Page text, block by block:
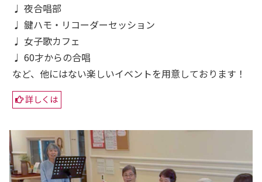
♩ 夜合唱部
♩ 鍵ハモ・リコーダーセッション
♩ 女子歌カフェ
♩ 60才からの合唱
など、他にはない楽しいイベントを用意しております！
詳しくは